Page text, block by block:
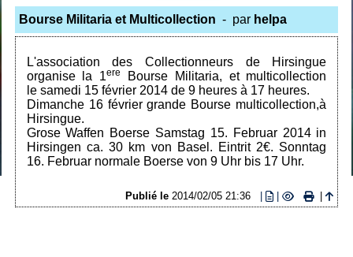
Bourse Militaria et Multicollection - par helpa
L'association des Collectionneurs de Hirsingue
organise la 1ere
Bourse Militaria, et multicollection
le samedi 15 février 2014 de 9 heures à 17 heures.
Dimanche 16 février grande Bourse multicollection,à
Hirsingue.
Grose Waffen Boerse Samstag 15. Februar 2014 in
Hirsingen ca. 30 km von Basel. Eintrit 2€. Sonntag
16. Februar normale Boerse von 9 Uhr bis 17 Uhr.
Publié le 2014/02/05 21:36 | |